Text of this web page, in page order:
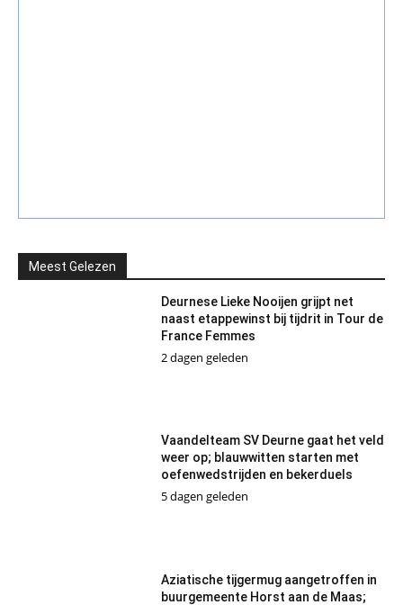
Meest Gelezen
Deurnese Lieke Nooijen grijpt net
naast etappewinst bij tijdrit in Tour de
France Femmes
2 dagen geleden
Vaandelteam SV Deurne gaat het veld
weer op; blauwwitten starten met
oefenwedstrijden en bekerduels
5 dagen geleden
Aziatische tijgermug aangetroffen in
buurgemeente Horst aan de Maas;